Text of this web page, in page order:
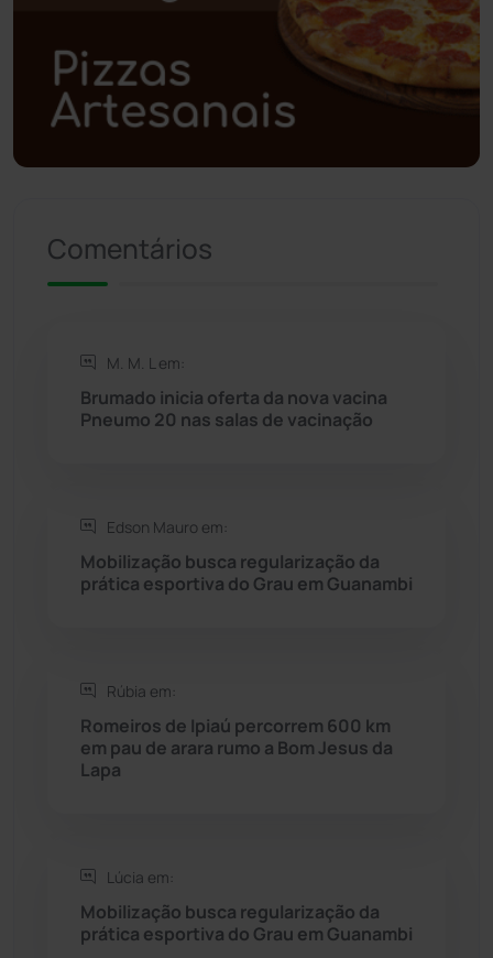
Polícia Civil (59)
Polícia Militar (27)
Política
Riacho de Santana
Rio do Antônio
Rio do Pires
Seabra
Sudoeste Baiano (1530)
Tecnologia
Comentários
M. M. L em:
Brumado inicia oferta da nova vacina
Pneumo 20 nas salas de vacinação
Edson Mauro em:
Mobilização busca regularização da
prática esportiva do Grau em Guanambi
Rúbia em:
Romeiros de Ipiaú percorrem 600 km
em pau de arara rumo a Bom Jesus da
Lapa
Lúcia em:
Mobilização busca regularização da
prática esportiva do Grau em Guanambi